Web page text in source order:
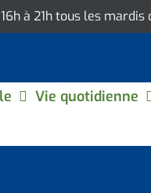
à 21h tous les
Vie quotidienne